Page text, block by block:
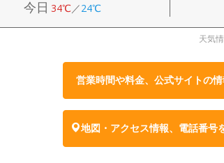
今日 34℃／24℃
天気
営業時間や料金、公式サイトの
地図・アクセス情報、電話番号